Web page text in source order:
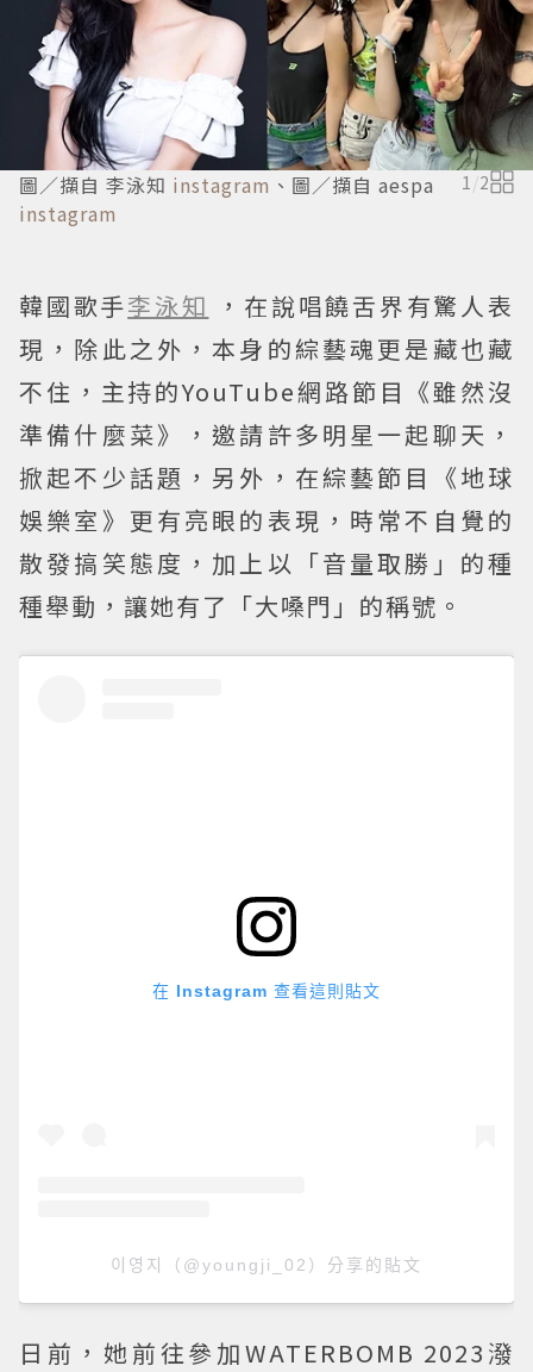
圖／擷自 李泳知 instagram 、圖／擷自 aespa
instagram
1 /2
韓國歌手李泳知
，在說唱饒舌界有驚人表
現，除此之外，本身的綜藝魂更是藏也藏
不住，主持的YouTube網路節目《雖然沒
準備什麼菜》，邀請許多明星一起聊天，
掀起不少話題，另外，在綜藝節目《地球
娛樂室》更有亮眼的表現，時常不自覺的
散發搞笑態度，加上以「音量取勝」的種
種舉動，讓她有了「大嗓門」的稱號。
在 Instagram 查看這則貼文
이영지（@youngji_02）分享的貼文
日前，她前往參加WATERBOMB 2023潑